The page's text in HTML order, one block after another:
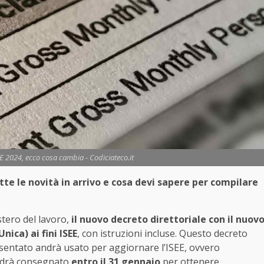
2024, ecco cosa cambia - Codiciateco.it
le novità in arrivo e cosa devi sapere per compilare
del lavoro, il nuovo decreto direttoriale con il nuovo
ai fini ISEE, con istruzioni incluse. Questo decreto
andrà usato per aggiornare l’ISEE, ovvero